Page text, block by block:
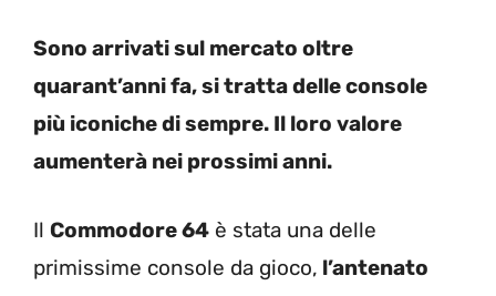
Sono arrivati sul mercato oltre
quarant’anni fa, si tratta delle console
più iconiche di sempre. Il loro valore
aumenterà nei prossimi anni.
Il Commodore 64 è stata una delle
primissime console da gioco, l’antenato